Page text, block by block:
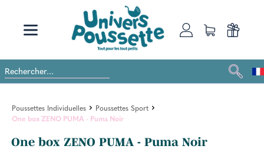
Poussettes Individuelles
Poussettes Sport
One box ZENO PUMA - Puma Noir
One box ZENO PUMA - Puma Noir